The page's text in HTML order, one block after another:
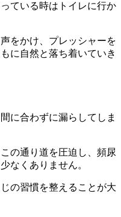
ている時はトイレに行か
をかけ、プレッシャーを
に自然と落ち着いていき
に合わずに漏らしてしま
の通り道を圧迫し、頻尿
なくありません。
の習慣を整えることが大